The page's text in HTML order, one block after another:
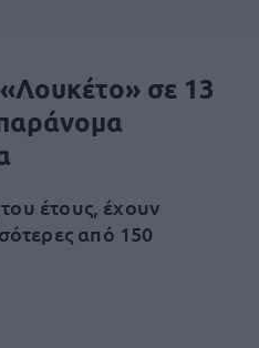
σε 13
έτους, έχουν
από 150